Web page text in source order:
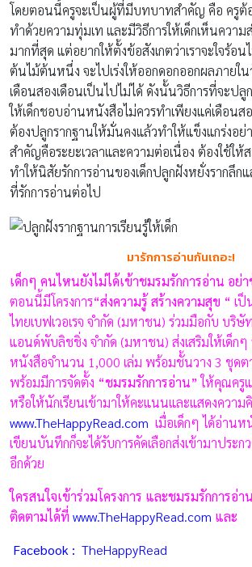
โดยตอนนี้ครูจะเป็นผู้ที่มีบทบาทสำคัญ คือ ครูต้
ทำด้วยความทุ่มเท และมีวิธีการให้เด็กเห็นควา
มากที่สุด แต่อยากให้ตั้งข้อสังเกตว่าเราจะใจร้อน
ต้นไม้ต้นหนึ่ง จะไปเร่งให้ออกดอกออกผลภายใ
เดือนสองเดือนเป็นไปไม่ได้ ดังนั้นวิธีการที่จะปลู
ให้เด็กชอบอ่านหนังสือไม่ควรทำเพียงแค่เดือนส
ต้องปลูกรากฐานให้มั่นคงแล้วทำให้แข็งแกร่งอย่
สำคัญคือระยะเวลาและความต่อเนื่อง ต้องใช้ให้
ทำให้นิสัยรักการอ่านของเด็กปลูกฝังหยั่งรากลึก
ที่รักการอ่านต่อไป
มารักการอ่านกันเถอะ!
เด็กๆ คนไหนยังไม่ได้เข้าชมรมรักการอ่าน อย่
ตอนนี้มีโครงการ“ส่งความรู้ สร้างความสุข “ เป็
ไทยเบฟเวอเรจ จำกัด (มหาชน) ร่วมมือกับ บริ
แอนด์พับลิชชิ่ง จำกัด (มหาชน) ส่งเสริมให้เด็กๆ
หนังสือจำนวน 1,000 เล่ม พร้อมชั้นวาง 3 ชุดต
พร้อมมีการจัดตั้ง “ชมรมรักการอ่าน”ให้คุณครู
หรือให้นักเรียนเข้ามาให้คะแนนและแสดงความ
www.TheHappyRead.com เมื่อเด็กๆ ได้อ่าน
เขียนบันทึกก็จะได้รับการคัดเลือกส่งเข้ามาประก
อีกด้วย
ใครสนใจเข้าร่วมโครงการ และชมรมรักการอ่า
ติดตามได้ที่ www.TheHappyRead.com และ
Facebook : TheHappyRead